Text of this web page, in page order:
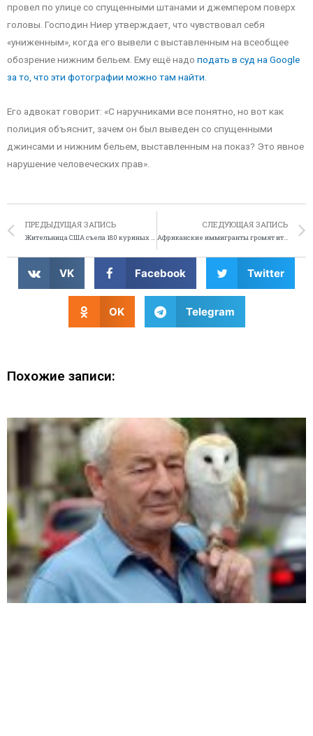
провел по улице со спущенными штанами и джемпером поверх
головы. Господин Ниер утверждает, что чувствовал себя
«униженным», когда его вывели с выставленным на всеобщее
обозрение нижним бельем. Ему ещё надо подать в суд на Google
за то, что эти фотографии можно там найти.
Его адвокат говорит: «С наручниками все понятно, но вот как
полиция объяснит, зачем он был выведен со спущенными
джинсами и нижним бельем, выставленным на показ? Это явное
нарушение человеческих прав».
ПРЕДЫДУЩАЯ ЗАПИСЬ
Жительница США съела 180 куриных крылышек
СЛЕДУЮЩАЯ ЗАПИСЬ
Африканские иммигранты громят итальянские улицы
VK Facebook Twitter
OK Telegram
Похожие записи: